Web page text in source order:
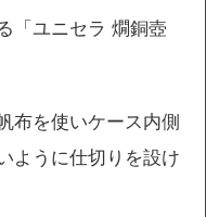
「ユニセラ 燗銅壺
布を使いケース内側
ように仕切りを設け